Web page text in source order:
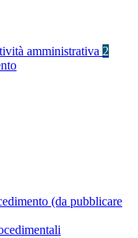
amministrativa 2
(da pubblicare